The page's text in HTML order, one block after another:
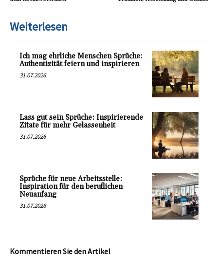
Weiterlesen
Ich mag ehrliche Menschen Sprüche:
Authentizität feiern und inspirieren
31.07.2026
Lass gut sein Sprüche: Inspirierende
Zitate für mehr Gelassenheit
31.07.2026
Sprüche für neue Arbeitsstelle:
Inspiration für den beruflichen
Neuanfang
31.07.2026
Kommentieren Sie den Artikel